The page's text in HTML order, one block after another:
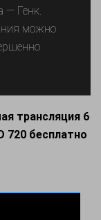
— Генк.
можно
трансляция 6
720 бесплатно